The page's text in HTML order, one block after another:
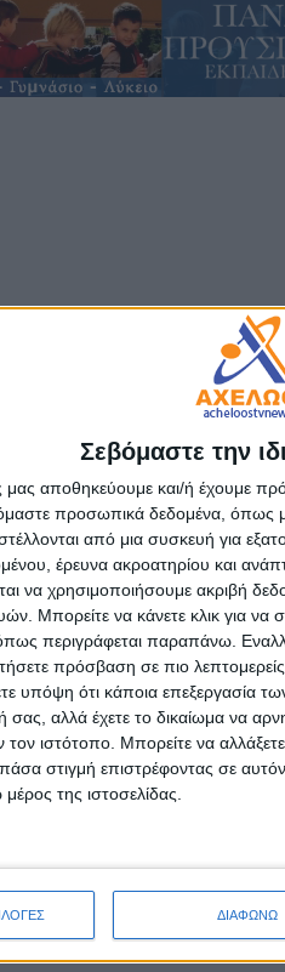
Σεβόμαστε την
μας αποθηκεύουμε και/ή έχουμε
προσωπικά δεδομένα, όπως
από μια συσκευή για
έρευνα ακροατηρίου και
να χρησιμοποιήσουμε ακριβή
Μπορείτε να κάνετε κλικ για να
περιγράφεται παραπάνω.
πρόσβαση σε πιο
υπόψη ότι κάποια επεξεργασία
σας, αλλά έχετε το δικαίωμα να
τον ιστότοπο. Μπορείτε να
στιγμή επιστρέφοντας σε
της ιστοσελίδας.
ΔΙΑΦΩΝΩ
2027